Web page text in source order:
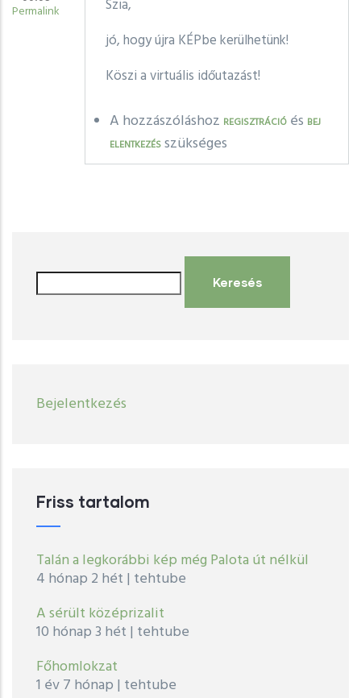
Permalink
Szia,
jó, hogy újra KÉPbe kerülhetünk!
Köszi a virtuális időutazást!
A hozzászóláshoz REGISZTRÁCIÓ és BEJ
ELENTKEZÉS szükséges
User
account
Bejelentkezés
Friss tartalom
Talán a legkorábbi kép még Palota út nélkül
4 hónap 2 hét | tehtube
A sérült középrizalit
10 hónap 3 hét | tehtube
Főhomlokzat
1 év 7 hónap | tehtube